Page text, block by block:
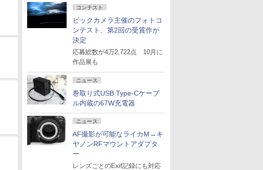
コンテスト
ビックカメラ主催のフォトコ
ンテスト、第2回の受賞作が
決定
応募総数が4万2,722点 10月に
作品展も
ニュース
巻取り式USB Type-Cケーブ
ル内蔵の67W充電器
ニュース
AF撮影が可能なライカM→キ
ヤノンRFマウントアダプタ
ー
レンズごとのExif記録にも対応